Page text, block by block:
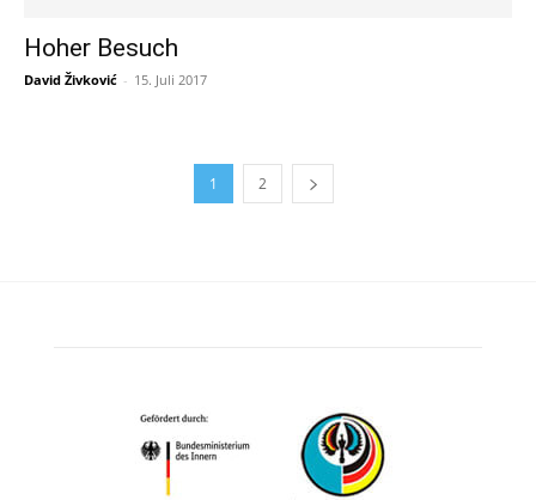
Hoher Besuch
David Živković - 15. Juli 2017
1 2